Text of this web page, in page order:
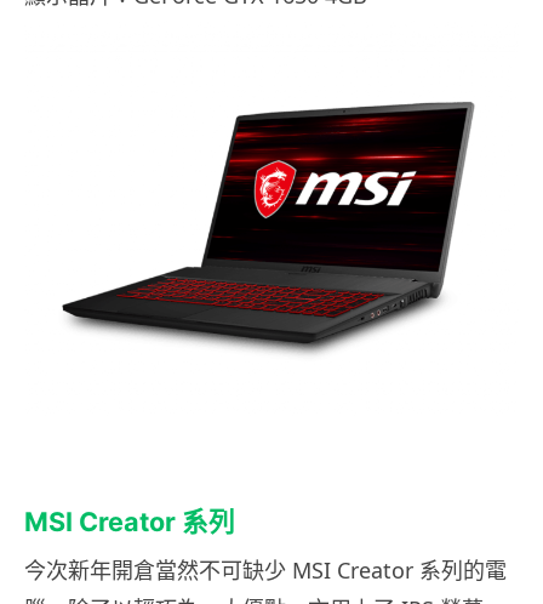
MSI Creator 系列
今次新年開倉當然不可缺少 MSI Creator 系列的電